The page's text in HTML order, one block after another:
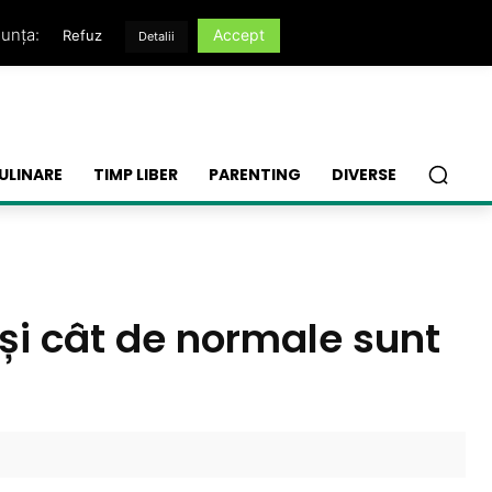
TIMP LIBER PARENTING DIVERSE
cât de normale sunt
Refuz Detalii Accept